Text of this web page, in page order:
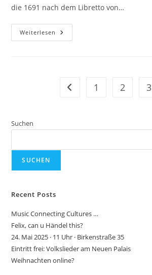
die 1691 nach dem Libretto von…
Weiterlesen King
Arthur
Gehe zur vorherigen Seite
1 2 3
Suchen
SUCHEN
Recent Posts
Music Connecting Cultures …
Felix, can u Händel this?
24. Mai 2025 · 11 Uhr · Birkenstraße 35
Eintritt frei: Volkslieder am Neuen Palais
Weihnachten online?